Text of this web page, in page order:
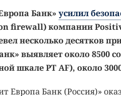
Банк» усилил
firewall) компании
несколько десятков
выявляет около 8500
шкале PT AF), около
Европа Банк (Россия)»